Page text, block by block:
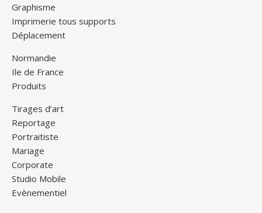
Graphisme
Imprimerie tous supports
Déplacement
Normandie
Ile de France
Produits
Tirages d’art
Reportage
Portraitiste
Mariage
Corporate
Studio Mobile
Evènementiel